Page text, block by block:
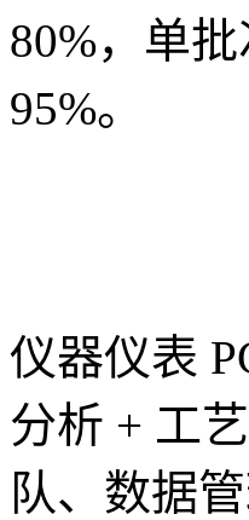
80%，单
95%。
仪器仪表
分析 + 工
队、数据